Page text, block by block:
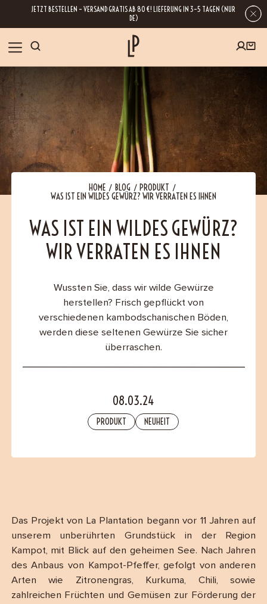
JETZT BESTELLEN – VERSAND GRATIS AB 80 €! LIEFERUNG IN 3–5 TAGEN (NUR
DE)
SHOP
GESCHENKE
BLOG
REZEPTE
BESUCHEN
ÜBER UNS
Contact
HOME BLOG PRODUKT
WAS IST EIN WILDES GEWÜRZ? WIR VERRATEN ES IHNEN
WAS IST EIN WILDES GEWÜRZ?
WIR VERRATEN ES IHNEN
Wussten Sie, dass wir wilde Gewürze
herstellen? Frisch gepflückt von
verschiedenen kambodschanischen Böden,
werden diese seltenen Gewürze Sie sicher
überraschen.
08.03.24
PRODUKT NEUHEIT
Das Projekt von La Plantation begann vor 11 Jahren auf
unserem unberührten Grundstück in der Region
Kampot, mit Blick auf den geheimen See. Nach Jahren
des Anbaus von Kampot-Pfeffer, gefolgt von anderen
Arten wie Zitronengras, Kurkuma, Chili, sowie
zahlreichen Früchten und Gemüsen zur Förderung der
Wenn Sie Ihre E-Mail-Adresse hinterlassen, erhalten Sie Zugang zu unseren
Newslettern, die reich an Tipps, Inspirationen und Informationen über unsere
neuesten Entwicklungen sind. Selbstverständlich ist eine Abmeldung
jederzeit möglich.